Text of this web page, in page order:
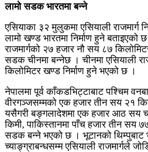
लामो सडक भारतमा बन्ने
एसियाका ३२ मुलुकमा एसियाली राजमार्ग
लामो खण्ड भारतमा निर्माण हुने
राजमार्गको २७ हजार नौ सय ८७
सडक चीनमा बन्नेछ । चीनमा एसियाली
किलोमिटर खण्ड निर्माण हुने भएको छ ।
नेपालमा पूर्व काँकडभिट्टाबाट पश्चिम
वीरगञ्जसम्मको एक हजार तीन सय २१
यसैगरी बङ्गलादेशमा एक हजार आठ सय
किमी, पाकिस्तानमा पाँच हजार तीन सय
सडक बन्ने भएको छ । भूटानको थिम्पुबाट
च्याङ्ग्राबन्धसम्म एसियाली राजमार्गले